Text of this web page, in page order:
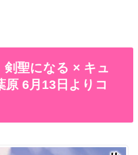
剣聖になる × キュ
6月13日よりコ